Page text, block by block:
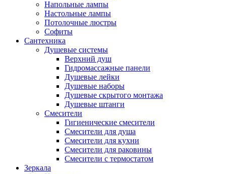
Напольные лампы
Настольные лампы
Потолочные люстры
Софиты
Сантехника
Душевые системы
Верхний душ
Гидромассажные панели
Душевые лейки
Душевые наборы
Душевые скрытого монтажа
Душевые штанги
Смесители
Гигиенические смесители
Смесители для душа
Смесители для кухни
Смесители для раковины
Смесители с термостатом
Зеркала